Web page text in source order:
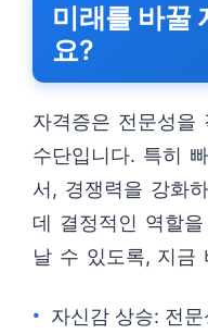
미래를 바꿀
요?
자격증은 전문성을
수단입니다. 특히
서, 경쟁력을 강화
데 결정적인 역할
날 수 있도록, 지금
자신감 상승: 전